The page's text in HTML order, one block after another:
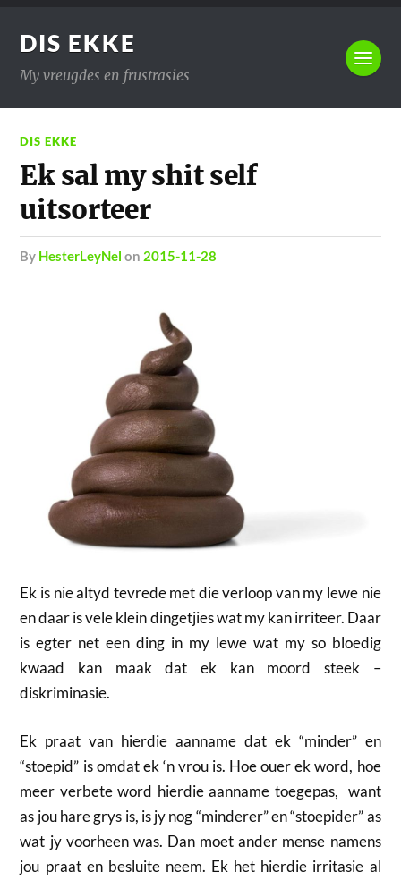
DIS EKKE
My vreugdes en frustrasies
DIS EKKE
Ek sal my shit self
uitsorteer
by HesterLeyNel on 2015-11-28
Ek is nie altyd tevrede met die verloop van my lewe nie
en daar is vele klein dingetjies wat my kan irriteer. Daar
is egter net een ding in my lewe wat my so bloedig
kwaad kan maak dat ek kan moord steek –
diskriminasie.
Ek praat van hierdie aanname dat ek “minder” en
“stoepid” is omdat ek ‘n vrou is. Hoe ouer ek word, hoe
meer verbete word hierdie aanname toegepas, want
as jou hare grys is, is jy nog “minderer” en “stoepider” as
wat jy voorheen was. Dan moet ander mense namens
jou praat en besluite neem. Ek het hierdie irritasie al